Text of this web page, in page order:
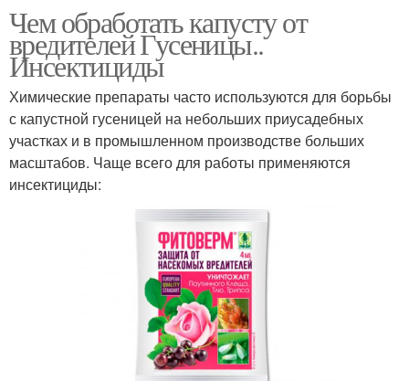
Чем обработать капусту от
вредителей Гусеницы..
Инсектициды
Химические препараты часто используются для борьбы
с капустной гусеницей на небольших приусадебных
участках и в промышленном производстве больших
масштабов. Чаще всего для работы применяются
инсектициды: